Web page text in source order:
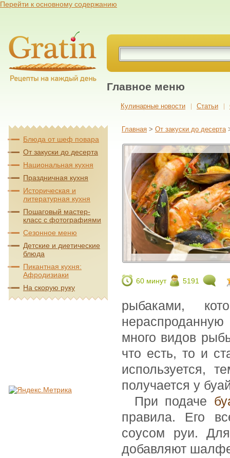
Перейти к основному содержанию
Главное меню
Кулинарные новости Cтатьи
Главная > От закуски до десерта
60 минут 5191
рыбаками,
много видов
что есть, то и
используется,
получается у
При подаче
правила. Его
соусом руи.
добавляют
Блюда от шеф повара
От закуски до десерта
Национальная кухня
Праздничная кухня
Историческая и
литературная кухня
Пошаговый мастер-
класс с фотографиями
Сезонное меню
Детские и диетические
блюда
Пикантная кухня:
Афродизиаки
На скорую руку